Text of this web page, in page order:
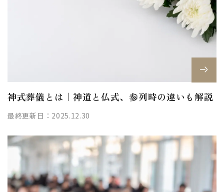
神式葬儀とは｜神道と仏式、参列時の違いも解説
最終更新日：2025.12.30